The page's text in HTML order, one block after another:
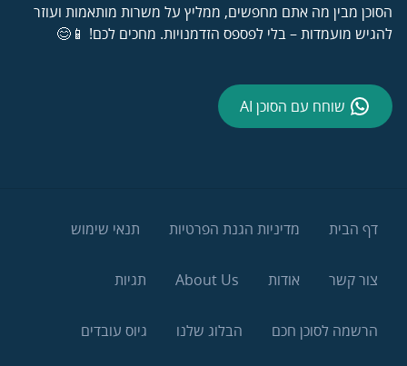
הסוכן מבין מה אתם מחפשים, ממליץ על משרות מותאמות ועוזר
להגיש מועמדות – בלי לפספס הזדמנויות. מחכים לכם! 📱😊
שוחח עם הסוכן AI
דף הבית מדיניות הגנת הפרטיות תנאי שימוש
צור קשר אודות About Us תגיות
הרשמה לסוכן חכם הבלוג שלנו גיוס עובדים